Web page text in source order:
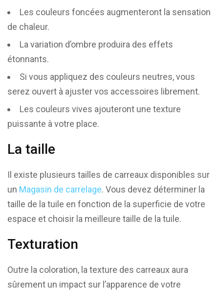
Les couleurs foncées augmenteront la sensation
de chaleur.
La variation d’ombre produira des effets
étonnants.
Si vous appliquez des couleurs neutres, vous
serez ouvert à ajuster vos accessoires librement.
Les couleurs vives ajouteront une texture
puissante à votre place.
La taille
Il existe plusieurs tailles de carreaux disponibles sur
un Magasin de carrelage. Vous devez déterminer la
taille de la tuile en fonction de la superficie de votre
espace et choisir la meilleure taille de la tuile.
Texturation
Outre la coloration, la texture des carreaux aura
sûrement un impact sur l’apparence de votre